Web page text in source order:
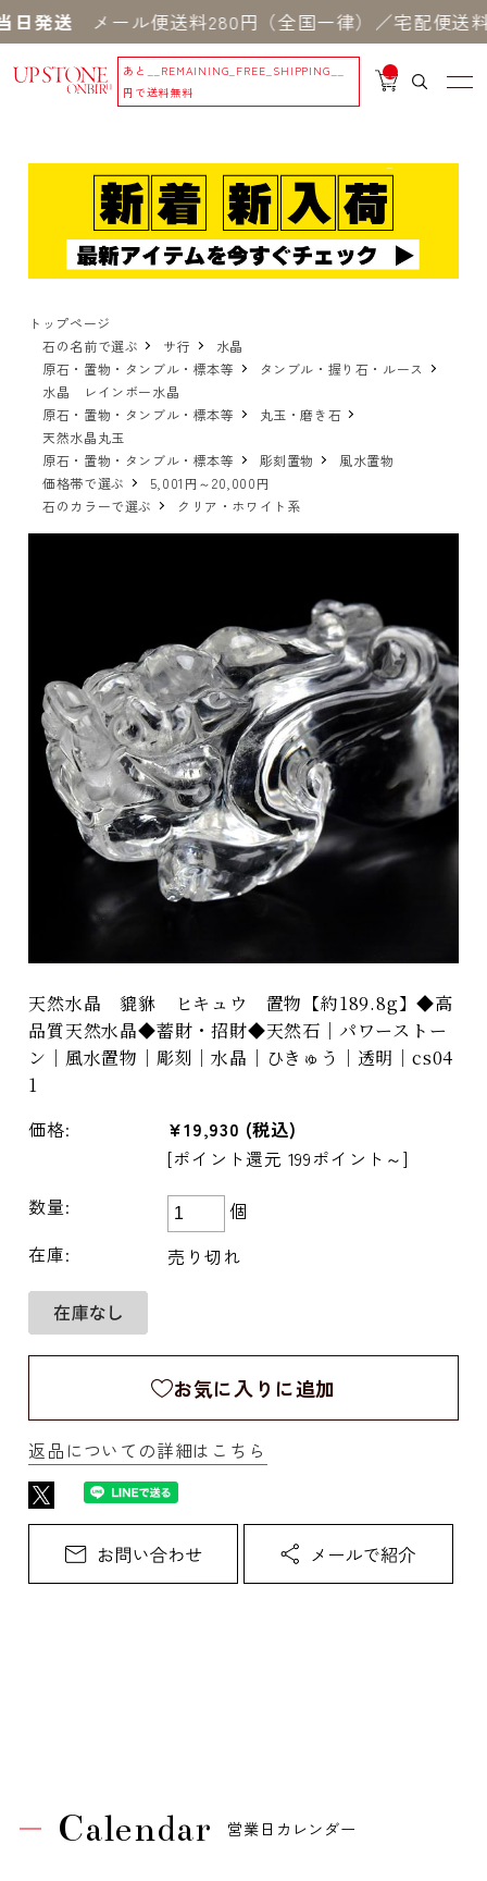
発送メール便送料280円（全国一律）／宅配便送
あと
__REMAINING_FREE_SHIPPING__
円で送料無料
__
IT
_
トップページ
石の名前で選ぶ
サ行
水晶
原石・置物・タンブル・標本等
タンブル・握り石・ルース
水晶 レインボー水晶
原石・置物・タンブル・標本等
丸玉・磨き石
天然水晶丸玉
原石・置物・タンブル・標本等
彫刻置物
風水置物
価格帯で選ぶ
5,001円～20,000円
石のカラーで選ぶ
クリア・ホワイト系
天然水晶 貔貅 ヒキュウ 置物【約189.8g】◆高
品質天然水晶◆蓄財・招財◆天然石｜パワーストー
ン｜風水置物｜彫刻｜水晶｜ひきゅう｜透明｜cs04
1
価格: ¥19,930 (税込)
[ポイント還元 199ポイント～]
数量:
個
在庫:
売り切れ
お気に入りに追加
返品についての詳細はこちら
Calendar 営業日カレンダー